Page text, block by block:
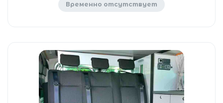
Временно отсутствует